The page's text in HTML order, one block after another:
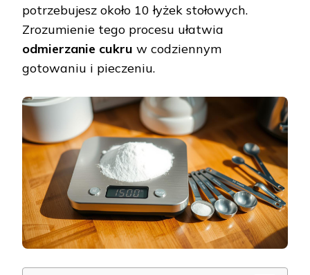
potrzebujesz około 10 łyżek stołowych.
Zrozumienie tego procesu ułatwia
odmierzanie cukru w codziennym
gotowaniu i pieczeniu.